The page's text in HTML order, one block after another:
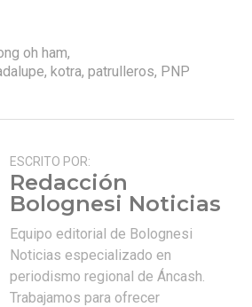
oh ham,
, kotra, patrulleros, PNP
ESCRITO POR:
Redacción
Bolognesi Noticias
Equipo editorial de Bolognesi
Noticias especializado en
periodismo regional de Áncash.
Trabajamos para ofrecer